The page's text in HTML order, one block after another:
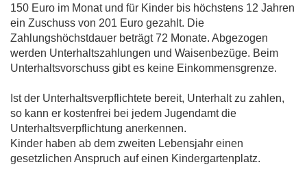
150 Euro im Monat und für Kinder bis höchstens 12 Jahren
ein Zuschuss von 201 Euro gezahlt. Die
Zahlungshöchstdauer beträgt 72 Monate. Abgezogen
werden Unterhaltszahlungen und Waisenbezüge. Beim
Unterhaltsvorschuss gibt es keine Einkommensgrenze.
Ist der Unterhaltsverpflichtete bereit, Unterhalt zu zahlen,
so kann er kostenfrei bei jedem Jugendamt die
Unterhaltsverpflichtung anerkennen.
Kinder haben ab dem zweiten Lebensjahr einen
gesetzlichen Anspruch auf einen Kindergartenplatz.